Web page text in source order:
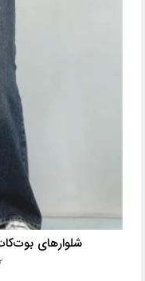
شلوارهای
۱۲